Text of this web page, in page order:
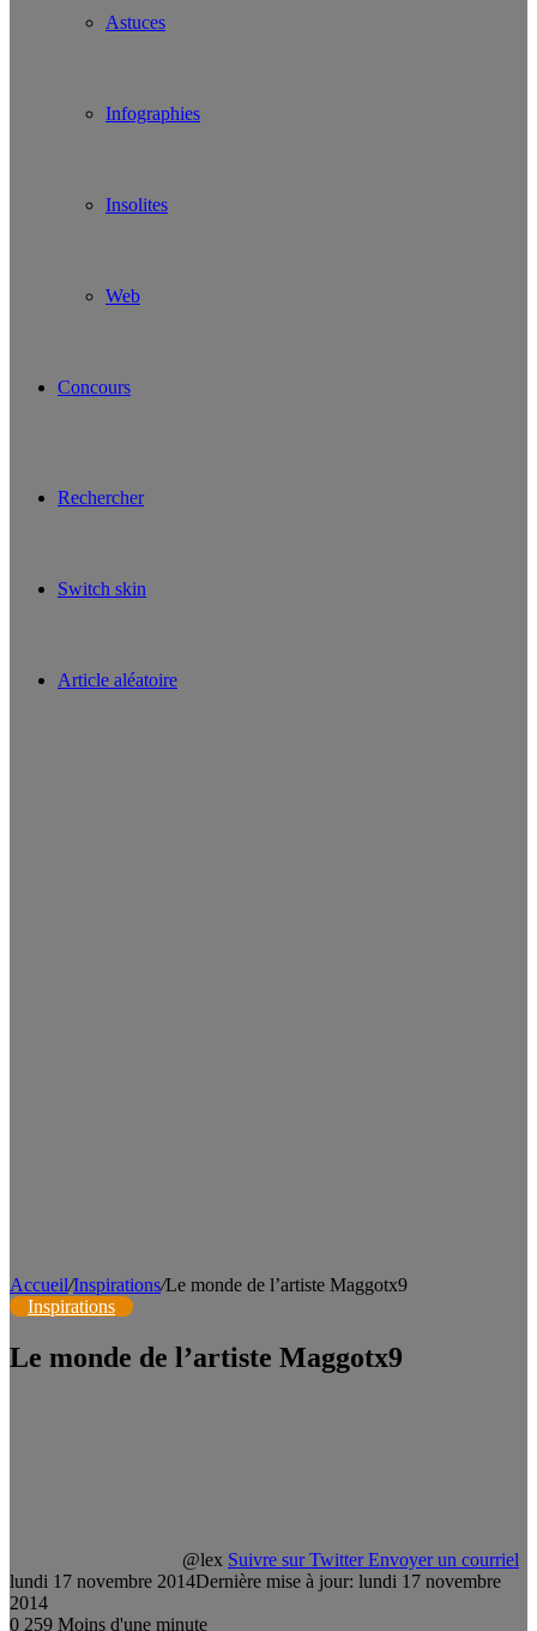
Astuces
Infographies
Insolites
Web
Concours
Rechercher
Switch skin
Article aléatoire
Accueil/Inspirations/Le monde de l’artiste Maggotx9
Inspirations
Le monde de l’artiste Maggotx9
@lex Suivre sur Twitter Envoyer un courriel
lundi 17 novembre 2014Dernière mise à jour: lundi 17 novembre
2014
0 259 Moins d'une minute